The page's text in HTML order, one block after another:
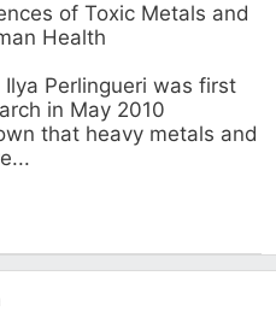
of Toxic Metals and
Health
Perlingueri was first
in May 2010
that heavy metals and